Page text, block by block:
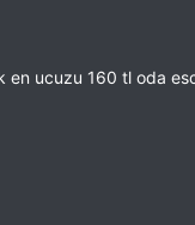
en ucuzu 160 tl oda